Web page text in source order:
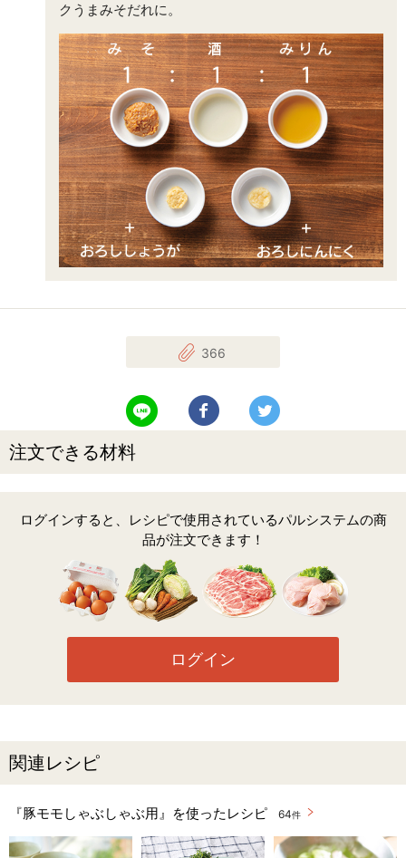
クうまみそだれに。
366
LINEで送る Facebookでシェアする
注文できる材料
ログインすると、レシピで使用されているパルシステムの商
品が注文できます！
ログイン
関連レシピ
『豚モモしゃぶしゃぶ用』を使ったレシピ 64件